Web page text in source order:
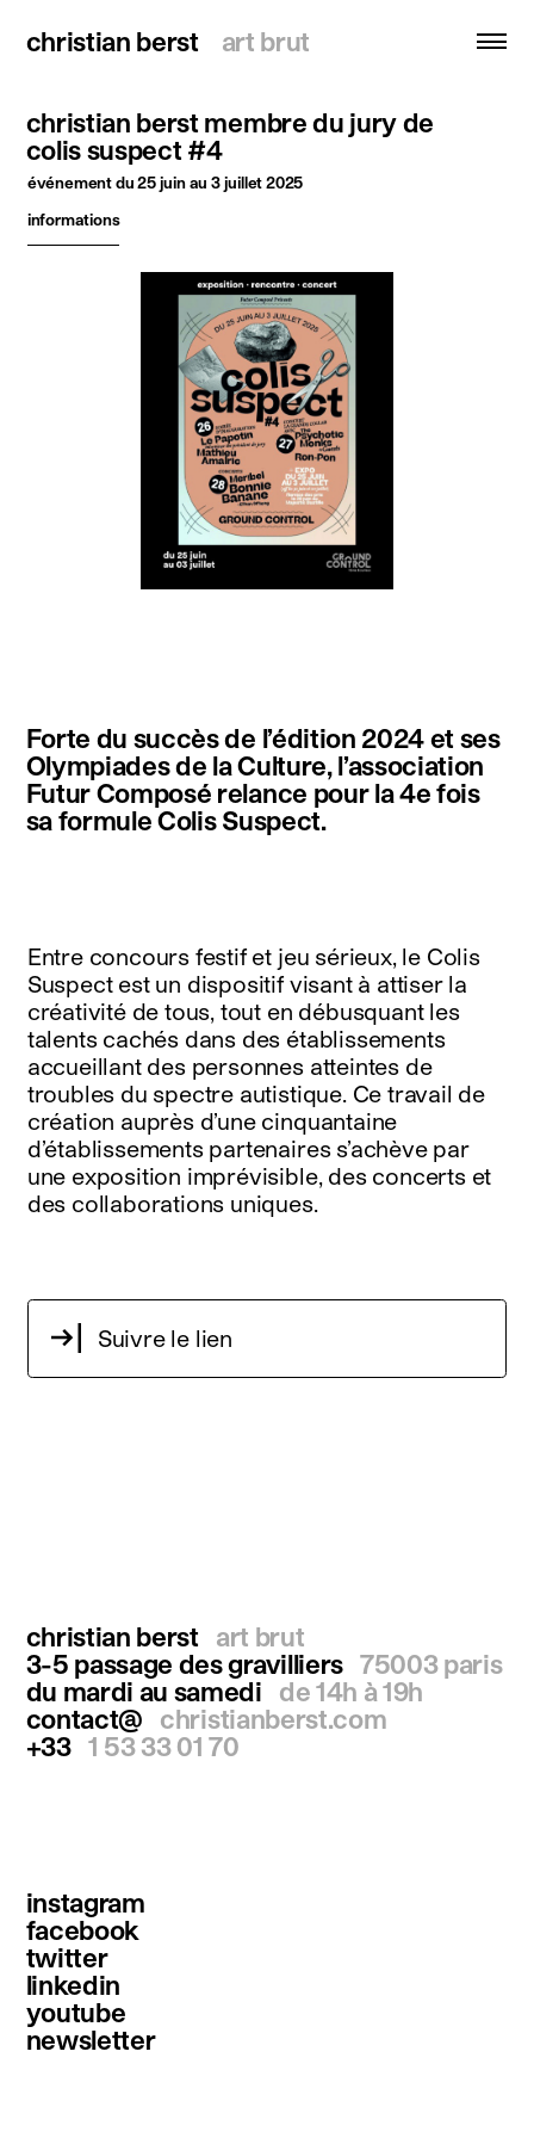
christian berst art brut
christian berst art brut
recherche
accueil
artistes
expositions
publications
ressources
français english
christian berst membre du jury de
colis suspect #4
événementdu 25 juin au 3 juillet 2025
informations
Forte du succès de l’édition 2024 et ses
Olympiades de la Culture, l’association
Futur Composé relance pour la 4e fois
sa formule Colis Suspect.
Entre concours festif et jeu sérieux, le Colis
Suspect est un dispositif visant à attiser la
créativité de tous, tout en débusquant les
talents cachés dans des établissements
accueillant des personnes atteintes de
troubles du spectre autistique. Ce travail de
création auprès d’une cinquantaine
d’établissements partenaires s’achève par
une exposition imprévisible, des concerts et
des collaborations uniques.
Suivre le lien
christian berst
art brut
3-5 passage des gravilliers 75003 paris
du mardi au samedi
de 14h à 19h
contact@
christianberst.com
+33 1 53 33 01 70
instagram
facebook
twitter
linkedin
youtube
newsletter